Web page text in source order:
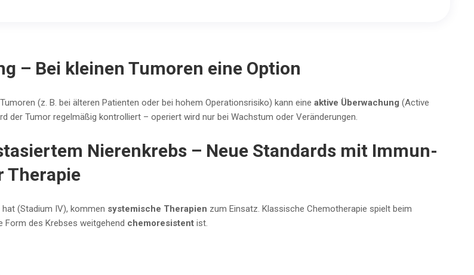
– Bei kleinen Tumoren eine Option
(z. B. bei älteren Patienten oder bei hohem Operationsrisiko) kann eine aktive Überwachung (Active
der Tumor regelmäßig kontrolliert – operiert wird nur bei Wachstum oder Veränderungen.
Nierenkrebs – Neue Standards mit Immun-
Therapie
(Stadium IV), kommen systemische Therapien zum Einsatz. Klassische Chemotherapie spielt beim
Form des Krebses weitgehend chemoresistentist.